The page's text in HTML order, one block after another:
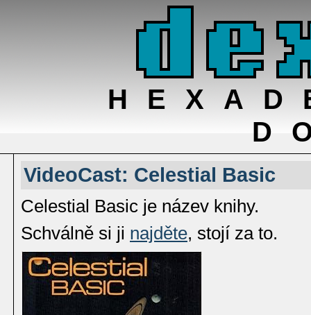
VideoCast: Celestial Basic
Celestial Basic je název knihy.
Schválně si ji najděte, stojí za to.